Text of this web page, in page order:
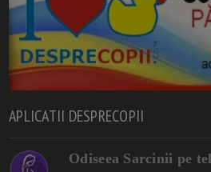
APLICATII DESPRECOPII
Odiseea Sarcinii pe